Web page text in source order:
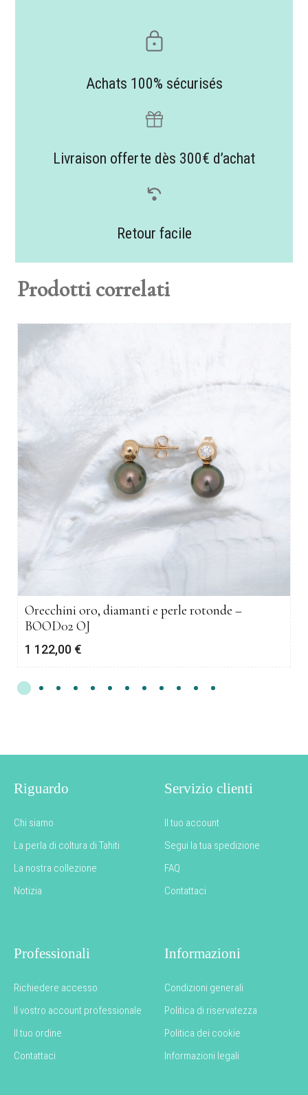
Achats 100% sécurisés
Livraison offerte dès 300€ d’achat
Retour facile
Prodotti correlati
Orecchini oro, diamanti e perle rotonde –
BOOD02 OJ
1 122,00 €
Riguardo
Chi siamo
La perla di coltura di Tahiti
La nostra collezione
Notizia
Servizio clienti
Il tuo account
Segui la tua spedizione
FAQ
Contattaci
Professionali
Richiedere accesso
Il vostro account professionale
Il tuo ordine
Contattaci
Informazioni
Condizioni generali
Politica di riservatezza
Politica dei cookie
Informazioni legali